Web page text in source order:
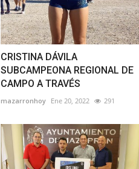
CRISTINA DÁVILA
SUBCAMPEONA REGIONAL DE
CAMPO A TRAVÉS
mazarronhoy Ene 20, 2022 291